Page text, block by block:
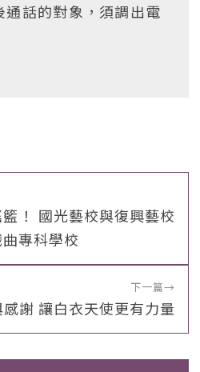
通話的對象，須調出電
！ 國光藝校與復興藝校
專科學校
下一篇→
謝 讓白衣天使更有力量